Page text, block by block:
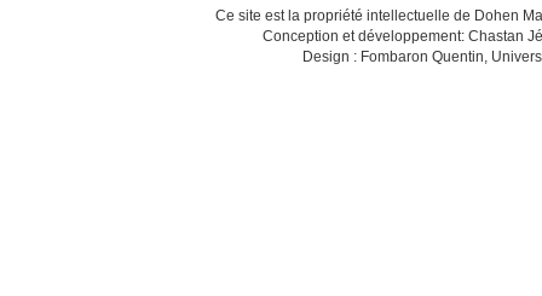
Ce site est la propriété intellectuelle de Dohen
Conception et développement: Chastan
Design : Fombaron Quentin,